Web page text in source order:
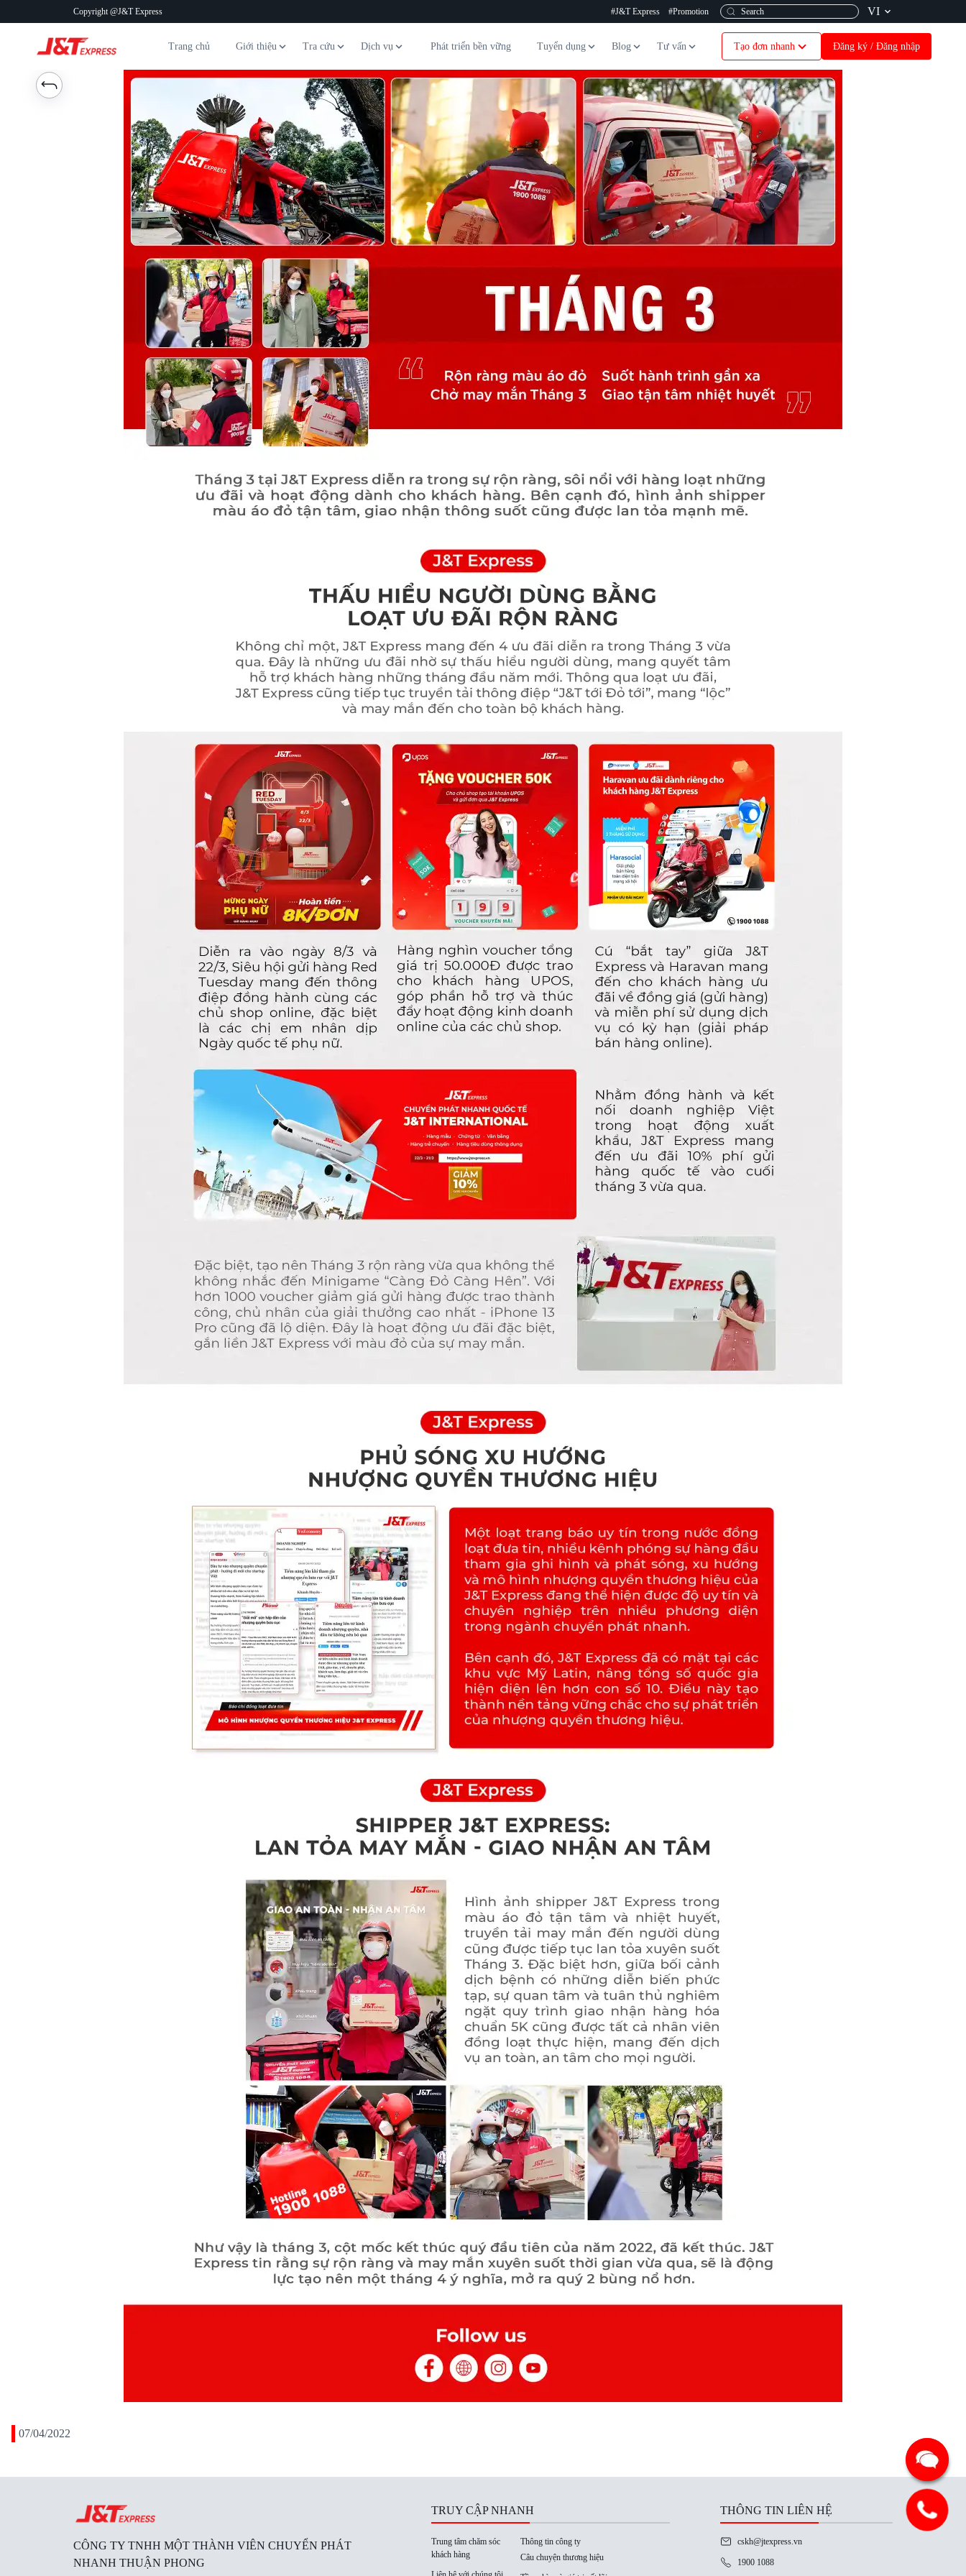
Copyright @J&T Express #J&T Express #Promotion VI
Trang chủ Giới thiệu Tra cứu Dịch vụ Phát triển bền vững Tuyển dụng Blog Tư vấn Tạo đơn nhanh Đăng ký / Đăng nhập
07/04/2022
CÔNG TY TNHH MỘT THÀNH VIÊN CHUYỂN PHÁT
NHANH THUẬN PHONG
TRUY CẬP NHANH
Trung tâm chăm sóc
khách hàng
Thông tin công ty
Câu chuyện thương hiệu
THÔNG TIN LIÊN HỆ
cskh@jtexpress.vn
1900 1088